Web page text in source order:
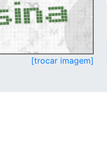
[trocar imagem]